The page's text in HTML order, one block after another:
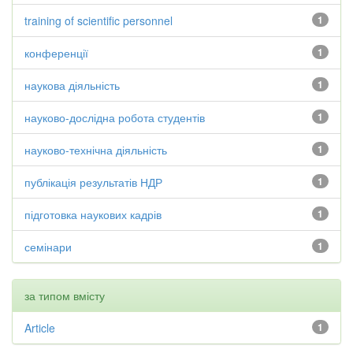
1
training of scientific personnel
1
конференції
1
наукова діяльність
1
науково-дослідна робота студентів
1
науково-технічна діяльність
1
публікація результатів НДР
1
підготовка наукових кадрів
1
семінари
за типом вмісту
1
Article